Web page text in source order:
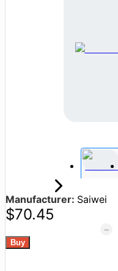
Manufacturer: Saiwei
$70.45